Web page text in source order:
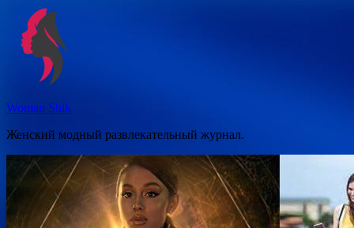
Перейти
содержимому
Woman Shik
Женский модный развлекательный журнал.